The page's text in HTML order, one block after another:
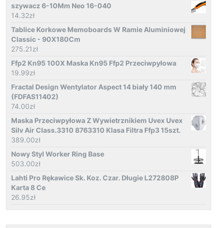
szywacz 6-10Mm Neo 16-040
14.32zł
Tablice Korkowe Memoboards W Ramie Aluminiowej
Classic - 90X180Cm
275.21zł
Ffp2 Kn95 100X Maska Kn95 Ffp2 Przeciwpyłowa
19.99zł
Fractal Design Wentylator Aspect 14 biały 140 mm
(FDFAS11402)
74.00zł
Maska Przeciwpyłowa Z Wywietrznikiem Uvex Uvex
Silv Air Class.3310 8763310 Klasa Filtra Ffp3 15szt.
389.00zł
Nowy Styl Worker Ring Base
503.00zł
Lahti Pro Rękawice Sk. Koz. Czar. Długie L272808P
Karta 8 Ce
26.95zł